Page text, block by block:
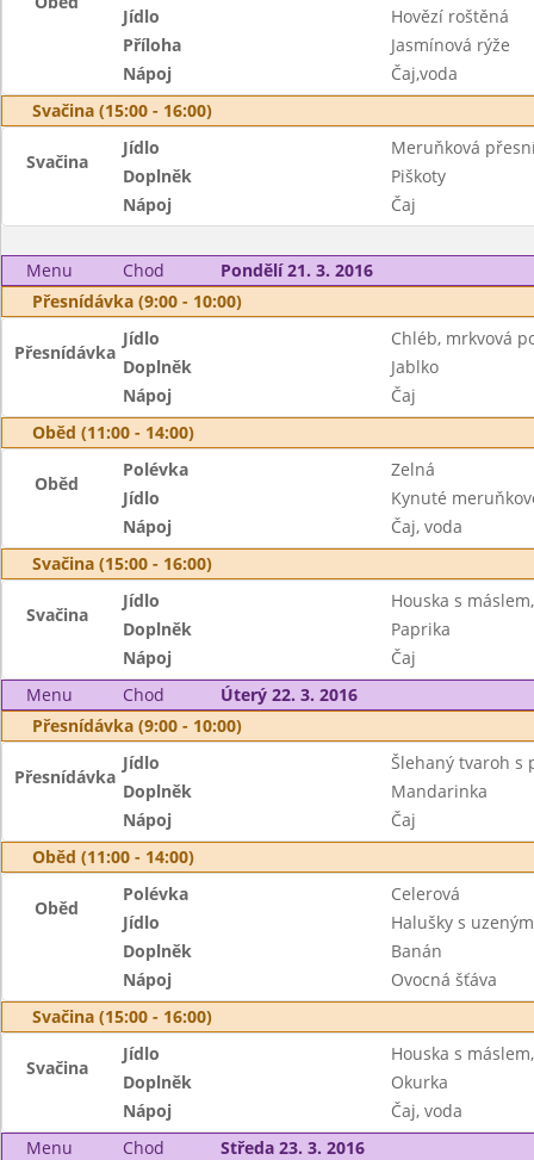
Jídlo
Hovězí roštěná
Příloha
Jasmínová rýže
Nápoj
Čaj,voda
Svačina (15:00 - 16:00)
Svačina
Jídlo
Meruňková
Doplněk
Piškoty
Nápoj
Čaj
Menu Chod
Pondělí 21. 3. 2016
Přesnídávka (9:00 - 10:00)
Přesnídávka
Jídlo
Chléb, mrkvová
Doplněk
Jablko
Nápoj
Čaj
Oběd (11:00 - 14:00)
Oběd
Polévka
Zelná
Jídlo
Kynuté
Nápoj
Čaj, voda
Svačina (15:00 - 16:00)
Svačina
Jídlo
Houska s
Doplněk
Paprika
Nápoj
Čaj
Menu
Chod
Úterý 22. 3. 2016
Přesnídávka (9:00 - 10:00)
Přesnídávka
Jídlo
Šlehaný tvaroh s
Doplněk
Mandarinka
Nápoj
Čaj
Oběd (11:00 - 14:00)
Oběd
Polévka
Celerová
Jídlo
Halušky s
Doplněk
Banán
Nápoj
Ovocná šťáva
Svačina (15:00 - 16:00)
Svačina
Jídlo
Houska s
Doplněk
Okurka
Nápoj
Čaj, voda
Menu
Chod
Středa 23. 3. 2016